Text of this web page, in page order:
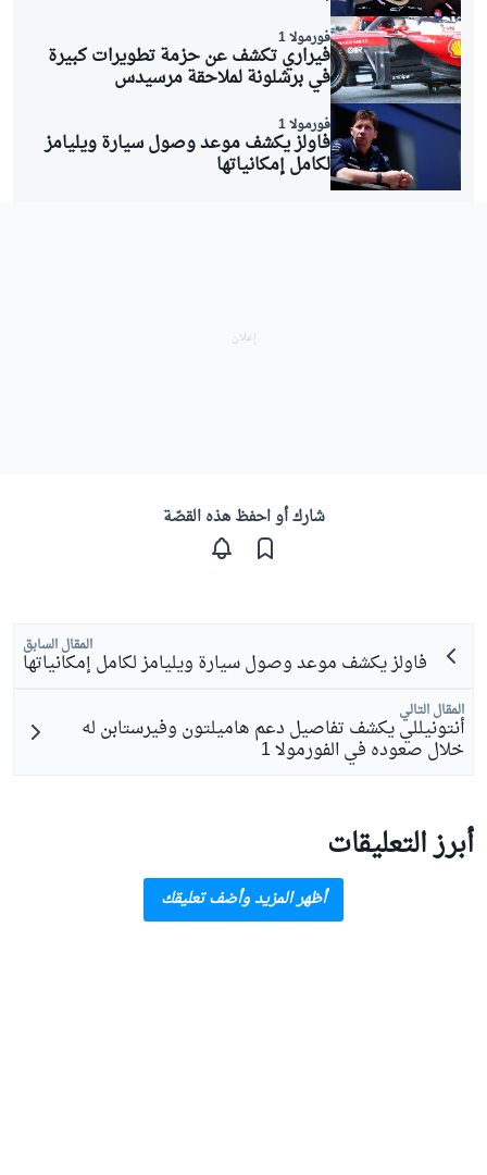
فورمولا 1
فيراري تكشف عن حزمة تطويرات كبيرة
في برشلونة لملاحقة مرسيدس
فورمولا 1
فاولز يكشف موعد وصول سيارة ويليامز
لكامل إمكانياتها
شارك أو احفظ هذه القصّة
المقال السابق
فاولز يكشف موعد وصول سيارة ويليامز لكامل إمكانياتها
المقال التالي
أنتونيللي يكشف تفاصيل دعم هاميلتون وفيرستابن له
خلال صعوده في الفورمولا 1
أبرز التعليقات
أظهر المزيد وأضف تعليقك